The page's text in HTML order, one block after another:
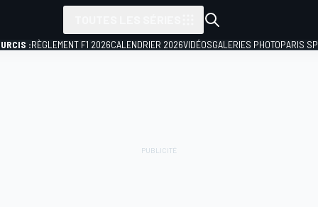
:RÈGLEMENT F1 2026CALENDRIER 2026VIDÉOSGALERIES PHOTOPARIS